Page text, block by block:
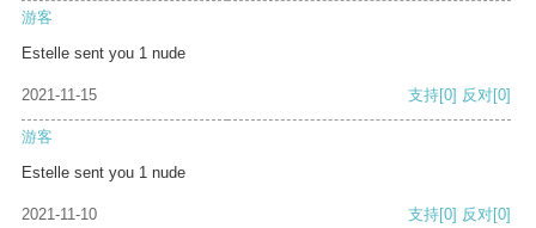
游客
Estelle sent you 1 nude
2021-11-15 支持[0] 反对[0]
游客
Estelle sent you 1 nude
2021-11-10 支持[0] 反对[0]